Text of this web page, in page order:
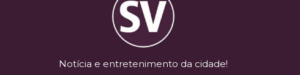
Notícia e entretenimento da cidade!